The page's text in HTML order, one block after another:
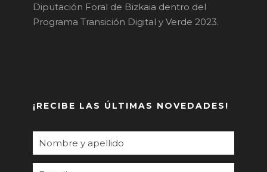
Diputación Foral de Bizkaia dentro del
Programa Transición Digital y Verde 2023.
¡RECIBE LAS ÚLTIMAS NOVEDADES!